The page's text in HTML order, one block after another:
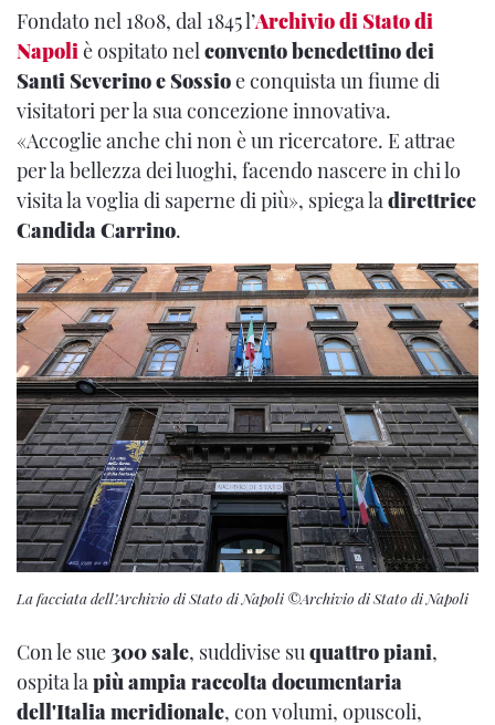
Fondato nel 1808, dal 1845 l’Archivio di Stato di
Napoliè ospitato nelconvento benedettino dei
Santi Severino e Sossioe conquista un fiume di
visitatori per la sua concezione innovativa.
«Accoglie anche chi non è un ricercatore. E attrae
per la bellezza dei luoghi, facendo nascere in chi lo
visita la voglia di saperne di più», spiega ladirettrice
Candida Carrino.
La facciata dell’Archivio di Stato di Napoli ©Archivio di Stato di Napoli
Con le sue300 sale, suddivise su quattro piani,
ospita la più ampia raccolta documentaria
dell'Italia meridionale, con volumi, opuscoli,